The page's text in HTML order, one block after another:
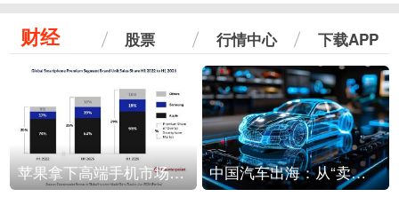
财经 股票 行情中心 下载APP
苹果拿下高端手机市场65%的份额：iPhone 17系列功不可没 中国汽车出海：从“卖出去”到“走进去”